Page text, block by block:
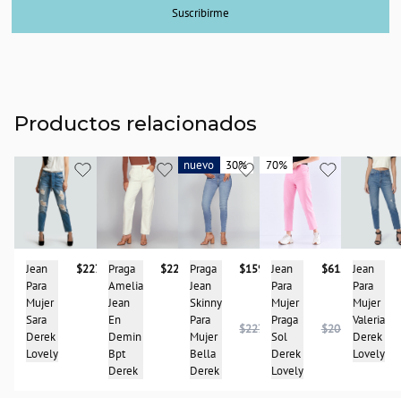
Suscribirme
Productos relacionados
Jean
Para
Mujer
Sara
Derek
Lovely
$227.900Praga
Amelia
Jean
En
Demin
Bpt
Derek
$227.900
nuevo 30%
nuevo 30%
Praga
Jean
Skinny
Para
Mujer
Bella
Derek
$159.950
$227.950
70%
70%
Jean
Para
Mujer
Praga
Sol
Derek
Lovely
$61.950
$204.950
Jean
Para
Mujer
Valeria
Derek
Lovely